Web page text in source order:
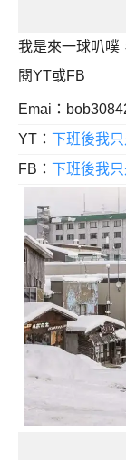
我是來一球叭噗
閱YT或FB
Emai：
YT： 下班後我
FB： 下班後我